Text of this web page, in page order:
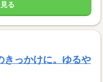
る
きっかけに。ゆるや